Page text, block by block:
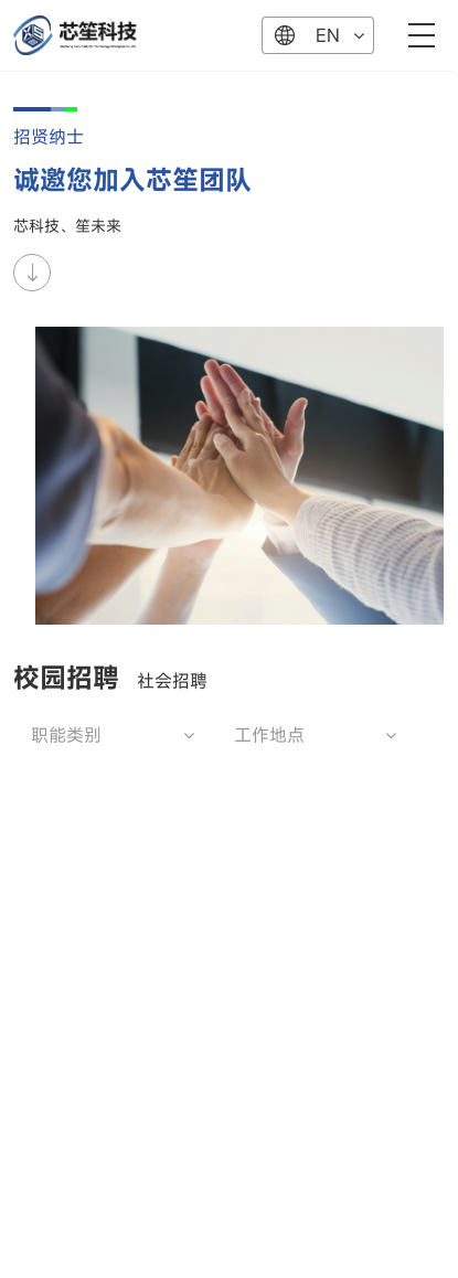
EN
招贤纳士
诚邀您加入芯笙团队
芯科技、笙未来
校园招聘 社会招聘
职能类别 工作地点